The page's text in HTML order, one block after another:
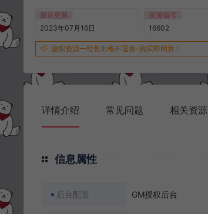
最近更新
2023年07月16日
资源编号
16602
虚拟资源一经售出概不退换-购买即同意！
详情介绍 常见问题 相关资源
信息属性
后台配置 GM授权后台